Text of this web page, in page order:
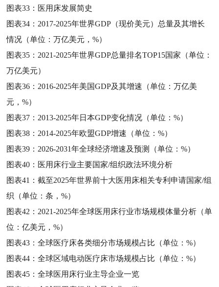
图表33： 医用床发展简史
图表34： 2017-2025年世界GDP（现价美元）总量及其增长
情况（单位：万亿美元，%）
图表35： 2021-2025年世界GDP总量排名TOP15国家（单位：
万亿美元）
图表36： 2016-2025年美国GDP及其增速（单位：万亿美
元，%）
图表37： 2013-2025年日本GDP变化情况（单位：%）
图表38： 2014-2025年欧盟GDP增速（单位：%）
图表39： 2026-2031年全球经济增速及预测（单位：%）
图表40： 医用床行业主要国家/组织政法环境分析
图表41：截至2025年世界前十大医用床相关专利申请国家/组
织（单位：条，%）
图表42： 2021-2025年全球医用床行业市场规模体量分析（单
位：亿美元，%）
图表43：全球医疗床各类细分市场规模占比（单位：%）
图表44：全球区域电动医疗床市场规模占比（单位：%）
图表45：全球医用床行业主导企业一览